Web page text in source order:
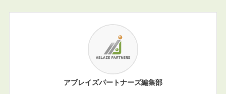
アブレイズパートナーズ編集部